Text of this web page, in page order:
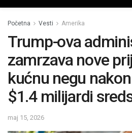
Početna Vesti Amerika
Trump-ova
zamrzava nove
kućnu negu
$1.4 milijardi
maj 15, 2026